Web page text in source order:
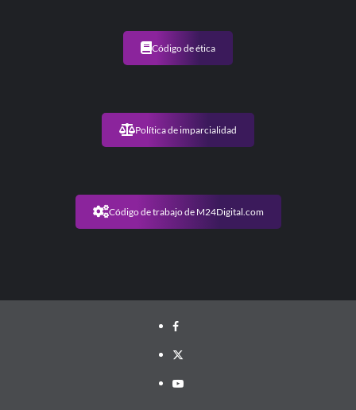
Código de ética
Política de imparcialidad
Código de trabajo de M24Digital.com